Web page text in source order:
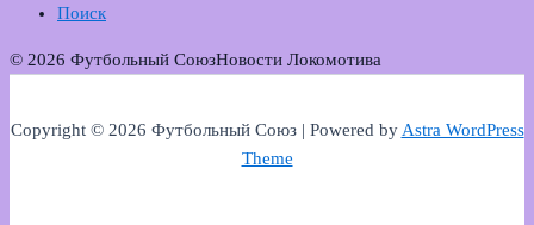
Поиск
© 2026 Футбольный СоюзНовости Локомотива
Copyright © 2026 Футбольный Союз | Powered byAstra WordPress
Theme